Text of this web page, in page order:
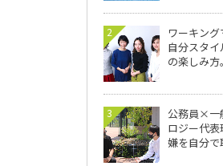
2
ワーキング
自分スタ
の楽しみ方。
3
公務員×一
ロジー代
嫌を自分